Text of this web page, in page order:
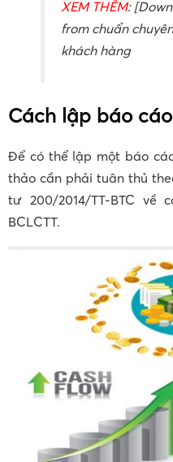
XEM THÊM:
from chuẩn
khách hàng
Cách lập báo
Để có thể lập một báo
thảo cần phải tuân thủ
tư 200/2014/TT-BTC
BCLCTT.